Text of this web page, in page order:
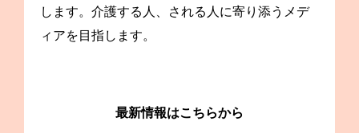
します。介護する人、される人に寄り添うメデ
ィアを目指します。
最新情報はこちらから